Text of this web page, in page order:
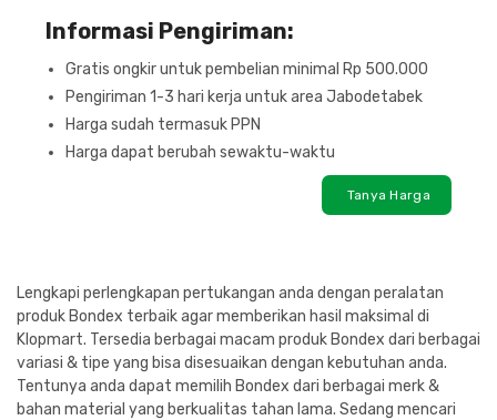
Informasi Pengiriman:
Gratis ongkir untuk pembelian minimal Rp 500.000
Pengiriman 1-3 hari kerja untuk area Jabodetabek
Harga sudah termasuk PPN
Harga dapat berubah sewaktu-waktu
Tanya Harga
Lengkapi perlengkapan pertukangan anda dengan peralatan
produk Bondex terbaik agar memberikan hasil maksimal di
Klopmart. Tersedia berbagai macam produk Bondex dari berbagai
variasi & tipe yang bisa disesuaikan dengan kebutuhan anda.
Tentunya anda dapat memilih Bondex dari berbagai merk &
bahan material yang berkualitas tahan lama. Sedang mencari